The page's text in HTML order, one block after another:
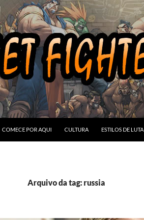
COMECE POR AQUI CULTURA ESTILOS DE LUTA
Arquivo da tag: russia